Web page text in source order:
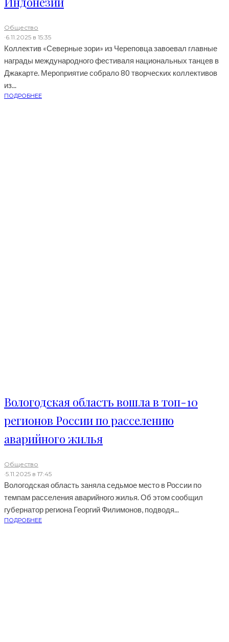
Общество
·6.11.2025 в 15:35
Коллектив «Северные зори» из Череповца завоевал главные
награды международного фестиваля национальных танцев в
Джакарте. Мероприятие собрало 80 творческих коллективов
из...
ПОДРОБНЕЕ
Вологодская область вошла в топ-10
регионов России по расселению
аварийного жилья
Общество
·5.11.2025 в 17:45
Вологодская область заняла седьмое место в России по
темпам расселения аварийного жилья. Об этом сообщил
губернатор региона Георгий Филимонов, подводя...
ПОДРОБНЕЕ